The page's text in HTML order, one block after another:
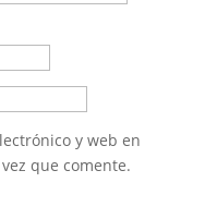
y web en
que comente.